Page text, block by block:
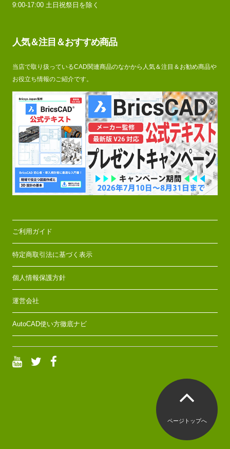
9:00-17:00 土日祝祭日を除く
人気＆注目＆おすすめ商品
当店で取り扱っているCAD関連商品のなかから人気＆注目＆お勧め商品や
お役立ち情報のご紹介です。
ご利用ガイド
特定商取引法に基づく表示
個人情報保護方針
運営会社
AutoCAD使い方徹底ナビ
ページトップへ